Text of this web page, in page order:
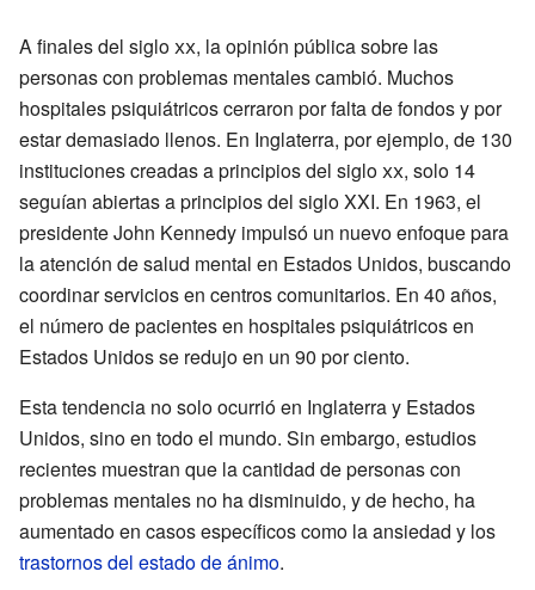
A finales del sigloxx, la opinión pública sobre las
personas con problemas mentales cambió. Muchos
hospitales psiquiátricos cerraron por falta de fondos y por
estar demasiado llenos. En Inglaterra, por ejemplo, de 130
instituciones creadas a principios del sigloxx, solo 14
seguían abiertas a principios del siglo XXI. En 1963, el
presidente John Kennedy impulsó un nuevo enfoque para
la atención de salud mental en Estados Unidos, buscando
coordinar servicios en centros comunitarios. En 40 años,
el número de pacientes en hospitales psiquiátricos en
Estados Unidos se redujo en un 90 por ciento.
Esta tendencia no solo ocurrió en Inglaterra y Estados
Unidos, sino en todo el mundo. Sin embargo, estudios
recientes muestran que la cantidad de personas con
problemas mentales no ha disminuido, y de hecho, ha
aumentado en casos específicos como la ansiedad y los
trastornos del estado de ánimo.